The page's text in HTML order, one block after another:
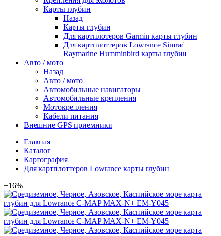
Карты глубин
Назад
Карты глубин
Для картплотеров Garmin карты глубин
Для картплоттеров Lowrance Simrad
Raymarine Humminbird карты глубин
Авто / мото
Назад
Авто / мото
Автомобильные навигаторы
Автомобильные крепления
Мотокрепления
Кабели питания
Внешние GPS приемники
Главная
Каталог
Картография
Для картплоттеров Lowrance карты глубин
−16%